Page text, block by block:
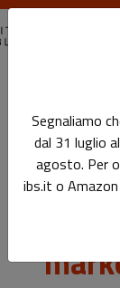
Come
Segnaliamo
dal 31 luglio
agosto. Per
ibs.it o